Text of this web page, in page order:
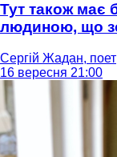
Тут також має
людиною, що
Сергій Жадан, поет
16 вересня 21:00